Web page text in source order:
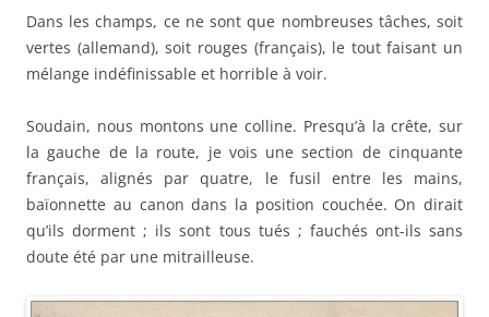
Dans les champs, ce ne sont que nombreuses tâches, soit
vertes (allemand), soit rouges (français), le tout faisant un
mélange indéfinissable et horrible à voir.
Soudain, nous montons une colline. Presqu’à la crête, sur
la gauche de la route, je vois une section de cinquante
français, alignés par quatre, le fusil entre les mains,
baïonnette au canon dans la position couchée. On dirait
qu’ils dorment ; ils sont tous tués ; fauchés ont-ils sans
doute été par une mitrailleuse.